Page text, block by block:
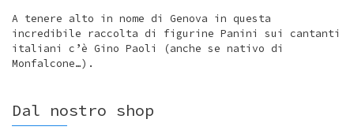
A tenere alto in nome di Genova in questa
incredibile raccolta di figurine Panini sui cantanti
italiani c’è Gino Paoli (anche se nativo di
Monfalcone…).
Dal nostro shop